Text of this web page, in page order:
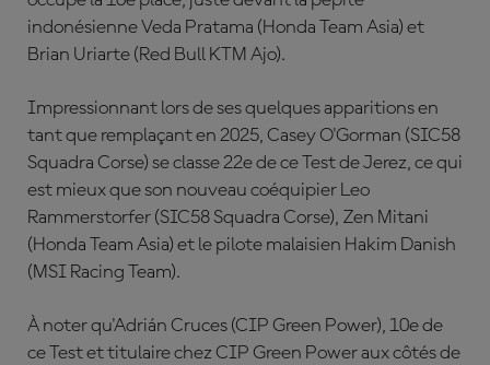
indonésienne Veda Pratama (Honda Team Asia) et
Brian Uriarte (Red Bull KTM Ajo).
Impressionnant lors de ses quelques apparitions en
tant que remplaçant en 2025, Casey O'Gorman (SIC58
Squadra Corse) se classe 22e de ce Test de Jerez, ce qui
est mieux que son nouveau coéquipier Leo
Rammerstorfer (SIC58 Squadra Corse), Zen Mitani
(Honda Team Asia) et le pilote malaisien Hakim Danish
(MSI Racing Team).
À noter qu'Adrián Cruces (CIP Green Power), 10e de
ce Test et titulaire chez CIP Green Power aux côtés de